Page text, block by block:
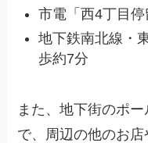
市電「西4丁目
地下鉄南北線・
歩約7分
また、地下街のポ
で、周辺の他のお